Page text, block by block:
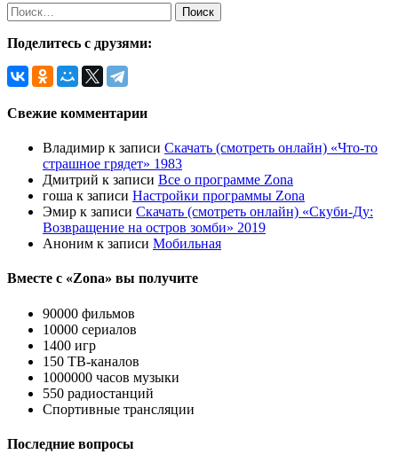
Найти:
Поделитесь с друзями:
Свежие комментарии
Владимир к записи Скачать (смотреть онлайн) «Что-то
страшное грядет» 1983
Дмитрий к записи Все о программе Zona
гоша к записи Настройки программы Zona
Эмир к записи Скачать (смотреть онлайн) «Скуби-Ду:
Возвращение на остров зомби» 2019
Аноним к записи Мобильная
Вместе с «Zona» вы получите
90000 фильмов
10000 сериалов
1400 игр
150 ТВ-каналов
1000000 часов музыки
550 радиостанций
Спортивные трансляции
Последние вопросы